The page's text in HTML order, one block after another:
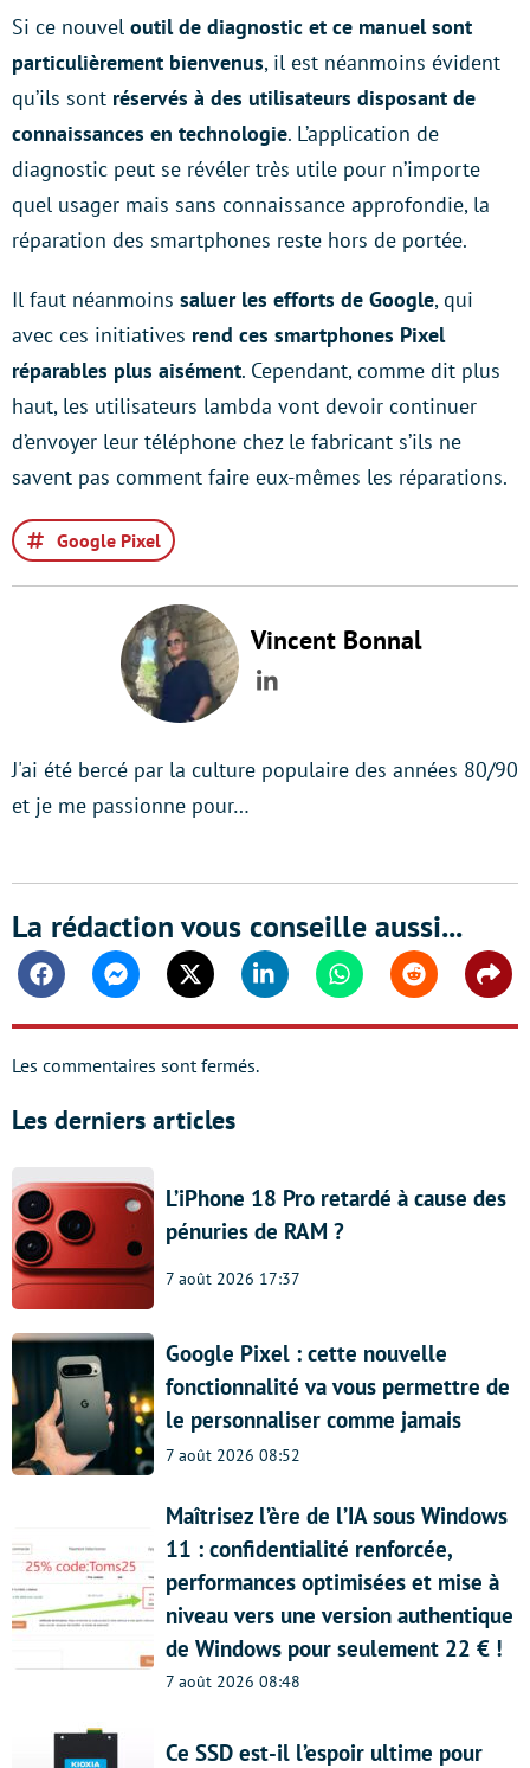
Si ce nouvel outil de diagnostic et ce manuel sont
particulièrement bienvenus, il est néanmoins évident
qu’ils sont réservés à des utilisateurs disposant de
connaissances en technologie. L’application de
diagnostic peut se révéler très utile pour n’importe
quel usager mais sans connaissance approfondie, la
réparation des smartphones reste hors de portée.
Il faut néanmoins saluer les efforts de Google, qui
avec ces initiatives rend ces smartphones Pixel
réparables plus aisément. Cependant, comme dit plus
haut, les utilisateurs lambda vont devoir continuer
d’envoyer leur téléphone chez le fabricant s’ils ne
savent pas comment faire eux-mêmes les réparations.
Google Pixel
Vincent Bonnal
LinkedIn
J'ai été bercé par la culture populaire des années 80/90
et je me passionne pour…
La rédaction vous conseille aussi...
FacebookMessengerTwitter Linkedin WhatsappReddit
Les commentaires sont fermés.
Les derniers articles
L’iPhone 18 Pro retardé à cause des
pénuries de RAM ?
7 août 2026 17:37
Google Pixel : cette nouvelle
fonctionnalité va vous permettre de
le personnaliser comme jamais
7 août 2026 08:52
Maîtrisez l’ère de l’IA sous Windows
11 : confidentialité renforcée,
performances optimisées et mise à
niveau vers une version authentique
de Windows pour seulement 22 € !
7 août 2026 08:48
Ce SSD est-il l’espoir ultime pour